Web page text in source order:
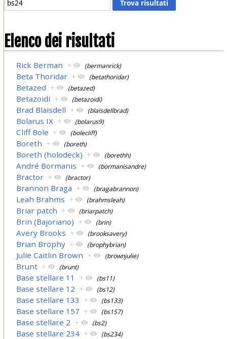
Elenco dei risultati
Rick Berman + (bermanrick)
Beta Thoridar + (betathoridar)
Betazed + (betazed)
Betazoidi + (betazoidi)
Brad Blaisdell + (blaisdellbrad)
Bolarus IX + (bolarus9)
Cliff Bole + (bolecliff)
Boreth + (boreth)
Boreth (holodeck) + (borethh)
André Bormanis + (bormanisandre)
Bractor + (bractor)
Brannon Braga + (bragabrannon)
Leah Brahms + (brahmsleah)
Briar patch + (briarpatch)
Brin (Bajoriano) + (brin)
Avery Brooks + (brooksavery)
Brian Brophy + (brophybrian)
Julie Caitlin Brown + (brownjulie)
Brunt + (brunt)
Base stellare 11 + (bs11)
Base stellare 12 + (bs12)
Base stellare 133 + (bs133)
Base stellare 157 + (bs157)
Base stellare 2 + (bs2)
Base stellare 234 + (bs234)